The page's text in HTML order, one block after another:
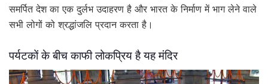
समर्पित देश का एक दुर्लभ उदाहरण है और भारत के निर्माण में भाग लेने वाले
सभी लोगों को श्रद्धांजलि प्रदान करता है।
पर्यटकों के बीच काफी लोकप्रिय है यह मंदिर